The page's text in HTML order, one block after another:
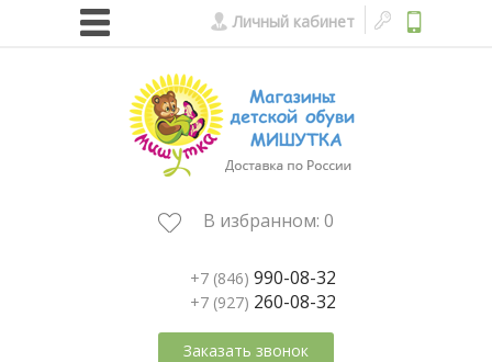
Личный кабинет
В избранном: 0
+7 (846) 990-08-32
+7 (927) 260-08-32
Заказать звонок